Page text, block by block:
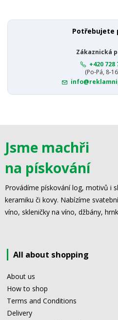
Potřebujete
Zákaznická
+420 728
(Po-Pá, 8-
Jsme machři
na pískování
Provádíme pískování log, motivů i
keramiku či kovy. Nabízíme
víno, skleničky na víno, džbány,
All about shopping
About us
How to shop
Terms and Conditions
Delivery